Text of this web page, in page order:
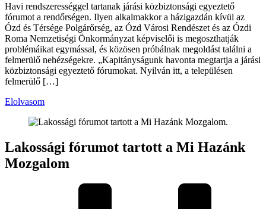
Havi rendszerességgel tartanak járási közbiztonsági egyeztető
fórumot a rendőrségen. Ilyen alkalmakkor a házigazdán kívül az
Ózd és Térsége Polgárőrség, az Ózd Városi Rendészet és az Ózdi
Roma Nemzetiségi Önkormányzat képviselői is megoszthatják
problémáikat egymással, és közösen próbálnak megoldást találni a
felmerülő nehézségekre. „Kapitányságunk havonta megtartja a járási
közbiztonsági egyeztető fórumokat. Nyilván itt, a településen
felmerülő […]
Elolvasom
Lakossági fórumot tartott a Mi Hazánk
Mozgalom